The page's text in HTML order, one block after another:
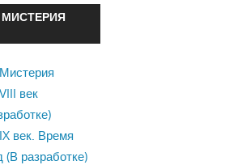
МИСТЕРИЯ
век
век. Время
разработке)